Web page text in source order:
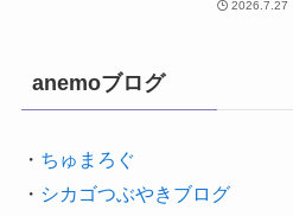
2026.7.27
anemoブログ
・ ちゅまろぐ
・ シカゴつぶやきブログ